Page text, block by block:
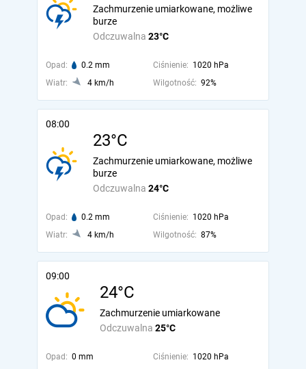
Odczuwalna 23°C
Zachmurzenie umiarkowane, możliwe
burze
Opad: 0.2 mm Ciśnienie: 1020 hPa
Wiatr:
4 km/h Wilgotność: 92%
08:00
23°C
Odczuwalna 24°C
Zachmurzenie umiarkowane, możliwe
burze
Opad: 0.2 mm Ciśnienie: 1020 hPa
Wiatr:
4 km/h Wilgotność: 87%
09:00
24°C
Odczuwalna 25°C
Zachmurzenie umiarkowane
Opad: 0 mm Ciśnienie: 1020 hPa